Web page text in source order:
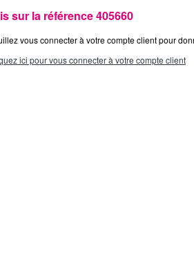
sur la référence 405660
vous connecter à votre compte client pour
ici pour vous connecter à votre compte client